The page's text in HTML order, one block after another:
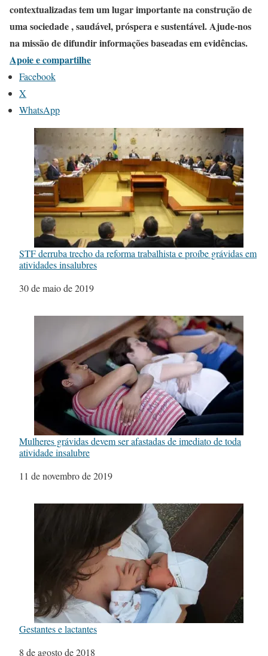
contextualizadas tem um lugar importante na construção de
uma sociedade , saudável, próspera e sustentável. Ajude-nos
na missão de difundir informações baseadas em evidências.
Apoie e compartilhe
Facebook
X
WhatsApp
STF derruba trecho da reforma trabalhista e proíbe grávidas em
atividades insalubres
Data
30 de maio de 2019
Mulheres grávidas devem ser afastadas de imediato de toda
atividade insalubre
Data
11 de novembro de 2019
Gestantes e lactantes
Data
8 de agosto de 2018